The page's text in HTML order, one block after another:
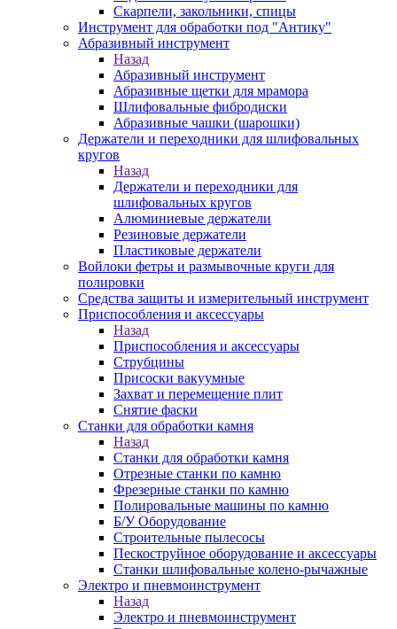
Скарпели, закольники, спицы
Инструмент для обработки под "Антику"
Абразивный инструмент
Назад
Абразивный инструмент
Абразивные щетки для мрамора
Шлифовальные фибродиски
Абразивные чашки (шарошки)
Держатели и переходники для шлифовальных
кругов
Назад
Держатели и переходники для
шлифовальных кругов
Алюминиевые держатели
Резиновые держатели
Пластиковые держатели
Войлоки фетры и размывочные круги для
полировки
Средства защиты и измерительный инструмент
Приспособления и аксессуары
Назад
Приспособления и аксессуары
Струбцины
Присоски вакуумные
Захват и перемещение плит
Снятие фаски
Станки для обработки камня
Назад
Станки для обработки камня
Отрезные станки по камню
Фрезерные станки по камню
Полировальные машины по камню
Б/У Оборудование
Строительные пылесосы
Пескоструйное оборудование и аксессуары
Станки шлифовальные колено-рычажные
Электро и пневмоинструмент
Назад
Электро и пневмоинструмент